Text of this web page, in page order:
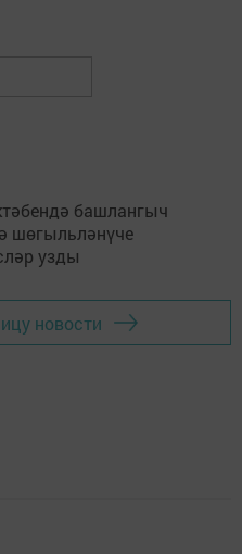
новости